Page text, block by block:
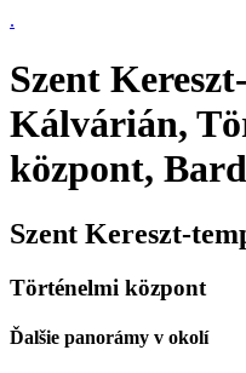
.
Szent
Kálvárián,
központ,
Szent Kereszt-
Történelmi központ
Ďalšie panorámy v okolí